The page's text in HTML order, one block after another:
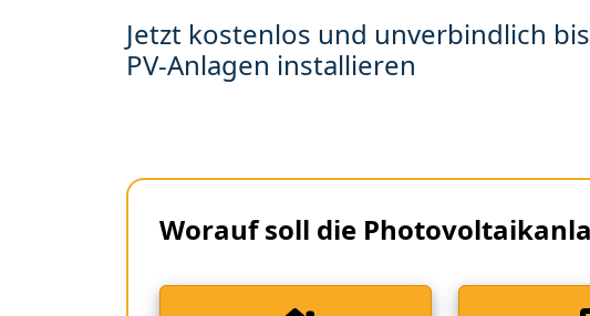
Jetzt kostenlos und unverbindlich
PV-Anlagen installieren
Worauf soll die